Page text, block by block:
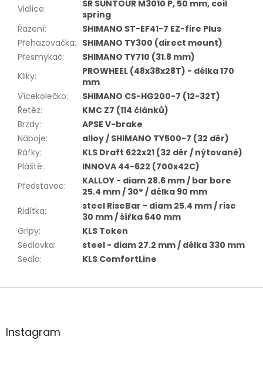
Vidlice:
SR SUNTOUR M3010 P, 50 mm, coil
spring
Řazení:
SHIMANO ST-EF41-7 EZ-fire Plus
Přehazovačka: SHIMANO TY300 (direct mount)
Přesmykač:
SHIMANO TY710 (31.8 mm)
Kliky:
PROWHEEL (48x38x28T) - délka 170
mm
Vícekolečko:
SHIMANO CS-HG200-7 (12-32T)
Řetěz:
KMC Z7 (114 článků)
Brzdy:
APSE V-brake
Náboje:
alloy / SHIMANO TY500-7 (32 děr)
Ráfky:
KLS Draft 622x21 (32 děr / nýtované)
Pláště:
INNOVA 44-622 (700x42C)
Představec:
KALLOY - diam 28.6 mm / bar bore
25.4 mm / 30° / délka 90 mm
Řidítka:
steel RiseBar - diam 25.4 mm / rise
30 mm / šířka 640 mm
Gripy:
KLS Token
Sedlovka:
steel - diam 27.2 mm / délka 330 mm
Sedlo: KLS ComfortLine
Z
aInstagram